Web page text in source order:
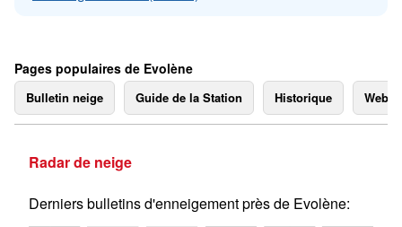
Pages populaires de Evolène
Bulletin neige Guide de la Station Historique
Radar de neige
Derniers bulletins d'enneigement près de Evolène: